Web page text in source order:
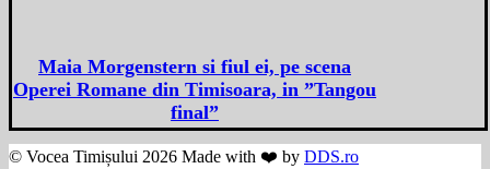
Maia Morgenstern si fiul ei, pe scena
Operei Romane din Timisoara, in ”Tangou
final”
© Vocea Timișului 2026 Made with ❤️ by DDS.ro